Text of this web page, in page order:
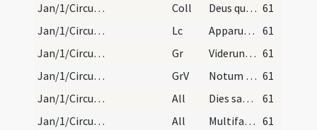
Jan/1/Circumcisio/M2/Mass Propers
Coll Deus qui nobis nati Salvatoris diem 61
Jan/1/Circumcisio/M2/Mass Propers
Lc Apparuit gratia Dei Salvatoris nostri omnibus hominibus
61
Jan/1/Circumcisio/M2/Mass Propers
Gr Viderunt omnes fines terrae 61
Jan/1/Circumcisio/M2/Mass Propers
GrV Notum fecit Dominus salutare suum 61
Jan/1/Circumcisio/M2/Mass Propers/1
All Dies sanctificatus illuxit nobis
61
Jan/1/Circumcisio/M2/Mass Propers/2
All Multifarie olim Deus loquens 61